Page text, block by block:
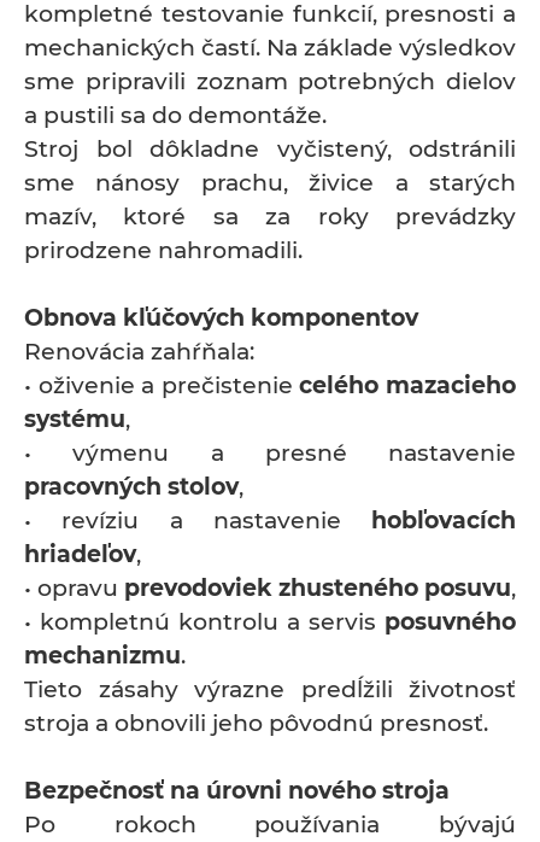
kompletné testovanie funkcií, presnosti a
mechanických častí. Na základe výsledkov
sme pripravili zoznam potrebných dielov
a pustili sa do demontáže.
Stroj bol dôkladne vyčistený, odstránili
sme nánosy prachu, živice a starých
mazív, ktoré sa za roky prevádzky
prirodzene nahromadili.
Obnova kľúčových komponentov
Renovácia zahŕňala:
• oživenie a prečisteniecelého mazacieho
systému,
• výmenu a presné nastavenie
pracovných stolov,
• revíziu a nastavenie
hobľovacích
hriadeľov,
• opravu prevodoviek zhusteného posuvu,
• kompletnú kontrolu a servis posuvného
mechanizmu.
Tieto zásahy výrazne predĺžili životnosť
stroja a obnovili jeho pôvodnú presnosť.
Bezpečnosť na úrovni nového stroja
Po rokoch používania bývajú